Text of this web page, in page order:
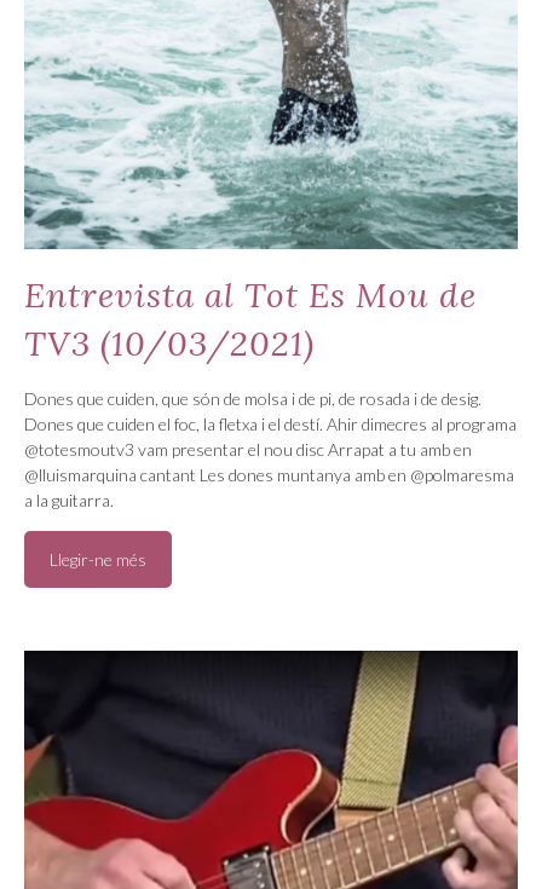
Entrevista al Tot Es Mou de
TV3 (10/03/2021)
Dones que cuiden, que són de molsa i de pi, de rosada i de desig.
Dones que cuiden el foc, la fletxa i el destí. Ahir dimecres al programa
@totesmoutv3 vam presentar el nou disc Arrapat a tu amb en
@lluismarquina cantant Les dones muntanya amb en @polmaresma
a la guitarra.
Llegir-ne més